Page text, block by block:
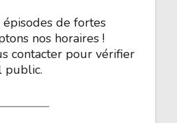
de fortes
nos horaires !
contacter pour vérifier
public.